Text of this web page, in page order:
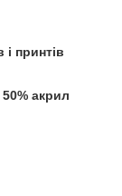
і принтів
акрил